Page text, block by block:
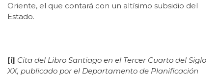
Oriente, el que contará con un altísimo subsidio del
Estado.
[i] Cita del Libro Santiago en el Tercer Cuarto del Siglo
XX, publicado por el Departamento de Planificación